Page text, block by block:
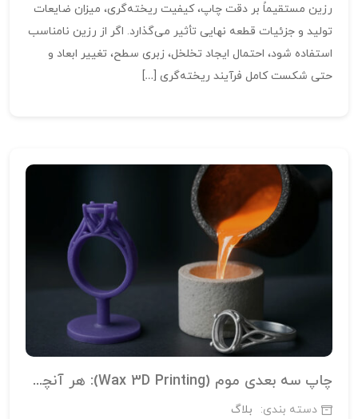
رزین مستقیماً بر دقت چاپ، کیفیت ریخته‌گری، میزان ضایعات
تولید و جزئیات قطعه نهایی تأثیر می‌گذارد. اگر از رزین نامناسب
استفاده شود، احتمال ایجاد تخلخل، زبری سطح، تغییر ابعاد و
حتی شکست کامل فرآیند ریخته‌گری […]
چاپ سه‌ بعدی موم (Wax 3D Printing): هر آنچه باید بدانید
دسته بندی:
بلاگ